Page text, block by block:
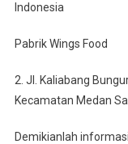
Indonesia
Pabrik Wings Food
2. Jl. Kaliabang
Kecamatan Medan
Demikianlah